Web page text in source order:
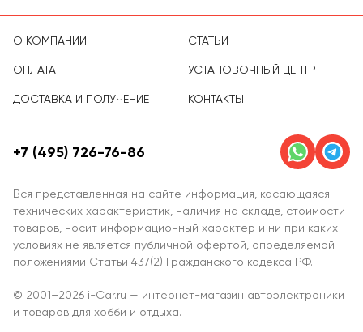
О КОМПАНИИ
ОПЛАТА
ДОСТАВКА И ПОЛУЧЕНИЕ
СТАТЬИ
УСТАНОВОЧНЫЙ ЦЕНТР
КОНТАКТЫ
Вся представленная на сайте информация, касающаяся
технических характеристик, наличия на складе, стоимости
товаров, носит информационный характер и ни при каких
условиях не является публичной офертой, определяемой
положениями Статьи 437(2) Гражданского кодекса РФ.
+7 (495) 726-76-86
© 2001–2026 i-Car.ru — интернет-магазин автоэлектроники
и товаров для хобби и отдыха.